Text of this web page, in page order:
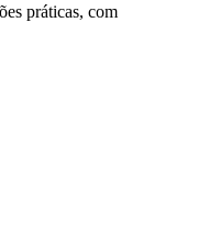
práticas, com